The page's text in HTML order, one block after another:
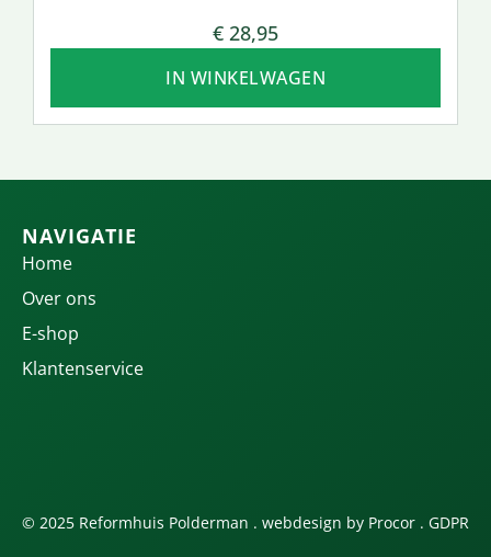
€ 28,95
IN WINKELWAGEN
NAVIGATIE
Home
Over ons
E-shop
Klantenservice
© 2025 Reformhuis Polderman . webdesign by Procor . GDPR